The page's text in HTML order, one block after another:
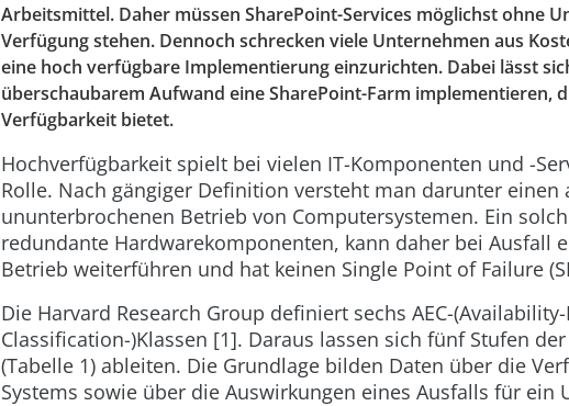
Arbeitsmittel. Daher müssen SharePoint-Services möglichst ohne
Verfügung stehen. Dennoch schrecken viele Unternehmen aus
eine hoch verfügbare Implementierung einzurichten. Dabei lässt
überschaubarem Aufwand eine SharePoint-Farm implementieren,
Verfügbarkeit bietet.
Hochverfügbarkeit spielt bei vielen IT-Komponenten und -
Rolle. Nach gängiger Definition versteht man darunter einen
ununterbrochenen Betrieb von Computersystemen. Ein
redundante Hardwarekomponenten, kann daher bei Ausfall
Betrieb weiterführen und hat keinen Single Point of Failure
Die Harvard Research Group definiert sechs AEC-
Classification-)Klassen [1]. Daraus lassen sich fünf Stufen
(Tabelle 1) ableiten. Die Grundlage bilden Daten über die
Systems sowie über die Auswirkungen eines Ausfalls für ein